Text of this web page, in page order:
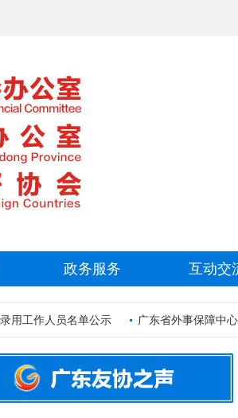
政务服务 互动交
工作人员名单公示 广东省外事保障中心